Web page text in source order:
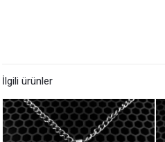
İlgili ürünler